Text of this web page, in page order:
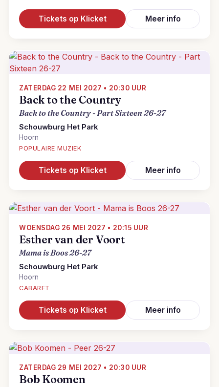
Tickets op Klicket Meer info
ZATERDAG 22 MEI 2027 • 20:30 UUR
Back to the Country
Back to the Country - Part Sixteen 26-27
Schouwburg Het Park
Hoorn
POPULAIRE MUZIEK
Tickets op Klicket Meer info
WOENSDAG 26 MEI 2027 • 20:15 UUR
Esther van der Voort
Mama is Boos 26-27
Schouwburg Het Park
Hoorn
CABARET
Tickets op Klicket Meer info
ZATERDAG 29 MEI 2027 • 20:30 UUR
Bob Koomen